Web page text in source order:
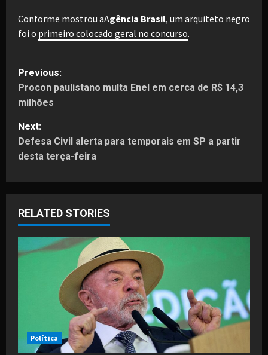
Conforme mostrou aAgência Brasil, um arquiteto negro
foi o primeiro colocado geral no concurso.
P
o
s
t
a
v
i
i
Previous:
Procon paulistano multa Enel em cerca de R$ 14,3
milhões
Next:
Defesa Civil alerta para temporais em SP a partir
desta terça-feira
RELATED STORIES
Política